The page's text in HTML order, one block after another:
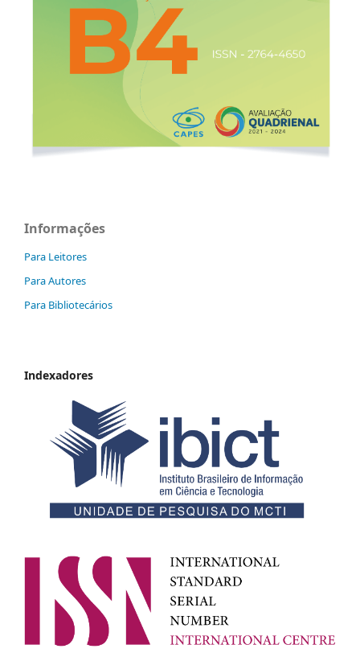
Informações
Para Leitores
Para Autores
Para Bibliotecários
Indexadores